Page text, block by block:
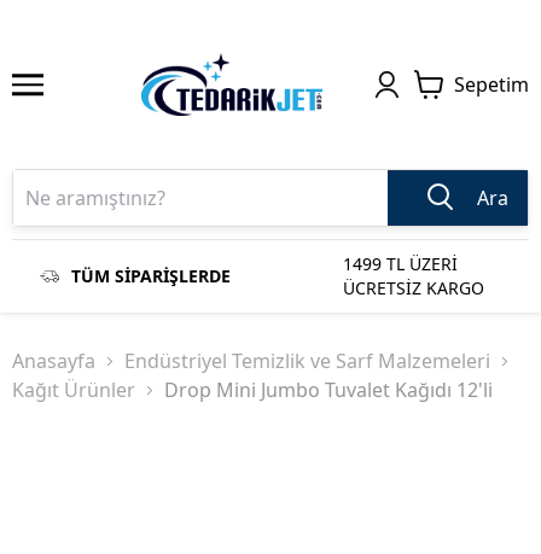
Sepetim
Ara
TÜM SİPARİŞLERDE
1499 TL ÜZERİ
ÜCRETSİZ KARGO
Anasayfa
Endüstriyel Temizlik ve Sarf Malzemeleri
Kağıt Ürünler
Drop Mini Jumbo Tuvalet Kağıdı 12'li